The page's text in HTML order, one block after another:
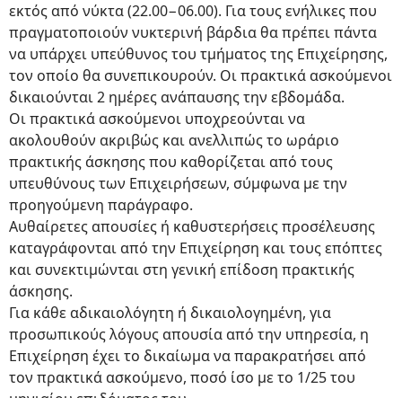
εκτός από νύκτα (22.00−06.00). Για τους ενήλικες που
πραγματοποιούν νυκτερινή βάρδια θα πρέπει πάντα
να υπάρχει υπεύθυνος του τμήματος της Επιχείρησης,
τον οποίο θα συνεπικουρούν. Οι πρακτικά ασκούμενοι
δικαιούνται 2 ημέρες ανάπαυσης την εβδομάδα.
Οι πρακτικά ασκούμενοι υποχρεούνται να
ακολουθούν ακριβώς και ανελλιπώς το ωράριο
πρακτικής άσκησης που καθορίζεται από τους
υπευθύνους των Επιχειρήσεων, σύμφωνα με την
προηγούμενη παράγραφο.
Αυθαίρετες απουσίες ή καθυστερήσεις προσέλευσης
καταγράφονται από την Επιχείρηση και τους επόπτες
και συνεκτιμώνται στη γενική επίδοση πρακτικής
άσκησης.
Για κάθε αδικαιολόγητη ή δικαιολογημένη, για
προσωπικούς λόγους απουσία από την υπηρεσία, η
Επιχείρηση έχει το δικαίωμα να παρακρατήσει από
τον πρακτικά ασκούμενο, ποσό ίσο με το 1/25 του